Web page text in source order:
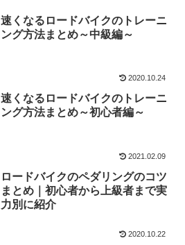
速くなるロードバイクのトレーニ
ング方法まとめ～中級編～
2020.10.24
速くなるロードバイクのトレーニ
ング方法まとめ～初心者編～
2021.02.09
ロードバイクのペダリングのコツ
まとめ｜初心者から上級者まで実
力別に紹介
2020.10.22